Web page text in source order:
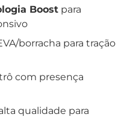
Boost para
borracha para tração
com presença
qualidade para